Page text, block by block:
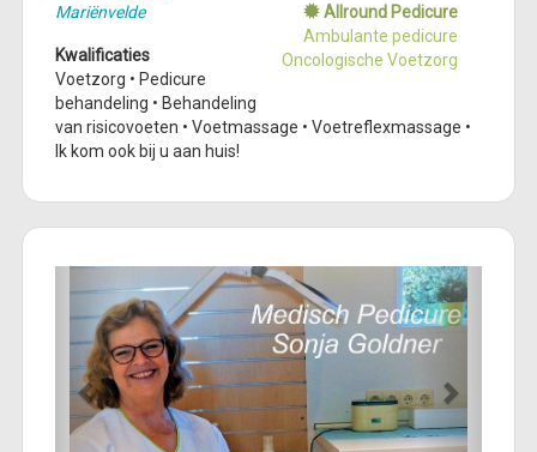
Allround Pedicure
Ambulante pedicure
Oncologische Voetzorg
Mariënvelde
Kwalificaties
Voetzorg • Pedicure
behandeling • Behandeling
van risicovoeten • Voetmassage • Voetreflexmassage •
Ik kom ook bij u aan huis!
Previous Next